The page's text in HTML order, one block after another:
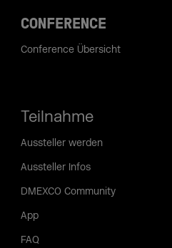
CONFERENCE
Conference Übersicht
Teilnahme
Aussteller werden
Aussteller Infos
DMEXCO Community
App
FAQ